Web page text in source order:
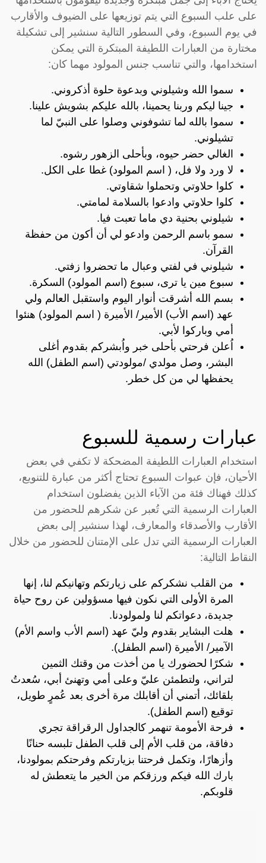
على علب السبوع التي يتم توزيعها على الضيوف والأقارب
في يوم السبوع، وفي السطور التالية سنشير إلى تشكيلة
مختارة من العبارات اللطيفة المبتكرة التي يمكن
استخدامها، والتي تناسب جنس المولود مهما كان:
سموا الله وشيلوني وبدعوة حلوة أذكروني.
جينا ليكم وربنا يحمينا، بالله عليكم بشويش علينا.
سموا بالله لما تشوفوني وصلوا على النبيّ لما
تشيلوني.
الغالي حضر حيوه، وبأحلى الزهور رشوه.
لا ورد ولا فل، ( اسم المولود) غطا على الكل.
كلوا حلاوتي وتحملوا شقاوتي.
كلوا حلاوتي وادعوا بالسلامة لمامتي.
شيلوني بحنية دي ماما تعبت فيا.
سمو باسم الرحمن وادعو لي أن أكون من حفظة
القرآن.
شيلوني في لفتي وعبال ما تحضروا زفتي.
سبوع مين يا ترى، سبوع (اسم المولود) السكرة.
بسم الله أشرقت أنوار اليوم واستقبل العالم ولي
عهد (اسم الأب) الأمير/ الأميرة ( اسم المولود) هنئوا
أمي وباركوا لأبي.
اُعلن فرحتي بأحلى خبر واُبشركم بقدوم أغلى
البشر، وصل مولدي /مولودتي (اسم الطفل) الله
يحفظها لي من كل خطر.
عبارات رسمية للسبوع
استخدام العبارات اللطيفة المضحكة لا تكفي في بعض
الأحيان، فإن عبوات السبوع تحتاج أكثر من عبارة للتنويع،
كذلك فهناك فئة من الآباء الذين يفضلون استخدام
العبارات الرسمية التي تُعبر عن شكرهم للحضور من
الأقارب والأصدقاء والمعارف، لهذا سنشير إلى بعض
العبارات الرسمية التي تدل على الإمتنان للحضور من خلال
النقاط التالية:
من القلب نشكركم على زيارتكم وتهانيكم لنا، إنها
المرة الأولى التي نكون فيها مسؤولين عن روح حياة
جديدة، دعواتكم لنا ولمولودنا.
هلت البشاير بقدوم وليّ عهد (اسم الأب واسم الأم)
الآمير/ الأميرة (اسم الطفل).
شكرًا لحضورك يا من أخذت من وقتك الثمين
لتراني، ولتطمئن عليّ وعلى أمي وتهنئ أبي، سُعدتُ
بلقائك، أتمني أن أقابلك مرة أخرى بعد عُمرٍ طويل،
توقيع (اسم الطفل).
فرحة الأمومة تنهمر كالجداول الرقراقة تجري
دفاقة، من قلب الأم إلى قلب الطفل تلبسه حنانًا
وأزهارًا، وتكمل فرحتنا بزيارتكم وفرحتكم بمولودنا،
بارك الله فيكم ورزقكم من الخير ما يتعطش له
قلوبكم.